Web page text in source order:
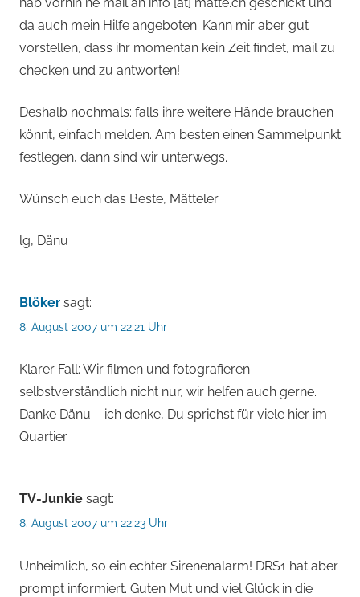
da auch mein Hilfe angeboten. Kann mir aber gut
vorstellen, dass ihr momentan kein Zeit findet, mail zu
checken und zu antworten!
Deshalb nochmals: falls ihre weitere Hände brauchen
könnt, einfach melden. Am besten einen Sammelpunkt
festlegen, dann sind wir unterwegs.
Wünsch euch das Beste, Mätteler
lg, Dänu
Blöker sagt:
8. August 2007 um 22:21 Uhr
Klarer Fall: Wir filmen und fotografieren
selbstverständlich nicht nur, wir helfen auch gerne.
Danke Dänu – ich denke, Du sprichst für viele hier im
Quartier.
TV-Junkie sagt:
8. August 2007 um 22:23 Uhr
Unheimlich, so ein echter Sirenenalarm! DRS1 hat aber
prompt informiert. Guten Mut und viel Glück in die